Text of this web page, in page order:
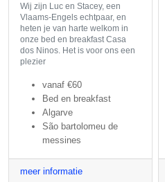
Wij zijn Luc en Stacey, een
Vlaams-Engels echtpaar, en
heten je van harte welkom in
onze bed en breakfast Casa
dos Ninos. Het is voor ons een
plezier
vanaf €60
Bed en breakfast
Algarve
São bartolomeu de
messines
meer informatie